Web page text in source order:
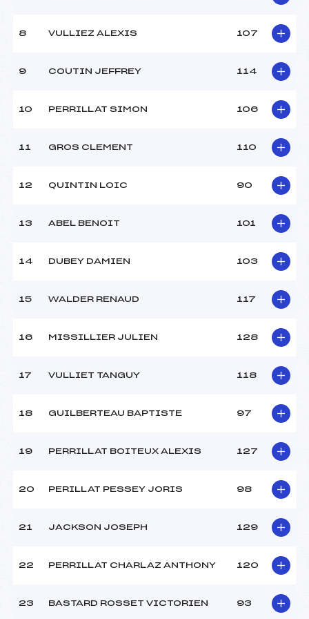
8 VULLIEZ ALEXIS 107
9 COUTIN JEFFREY 114
10 PERRILLAT SIMON 106
11 GROS CLEMENT 110
12 QUINTIN LOIC 90
13 ABEL BENOIT 101
14 DUBEY DAMIEN 103
15 WALDER RENAUD 117
16 MISSILLIER JULIEN 128
17 VULLIET TANGUY 118
18 GUILBERTEAU BAPTISTE 97
19 PERRILLAT BOITEUX ALEXIS 127
20 PERILLAT PESSEY JORIS 98
21 JACKSON JOSEPH 129
22 PERRILLAT CHARLAZ ANTHONY 120
23 BASTARD ROSSET VICTORIEN 93